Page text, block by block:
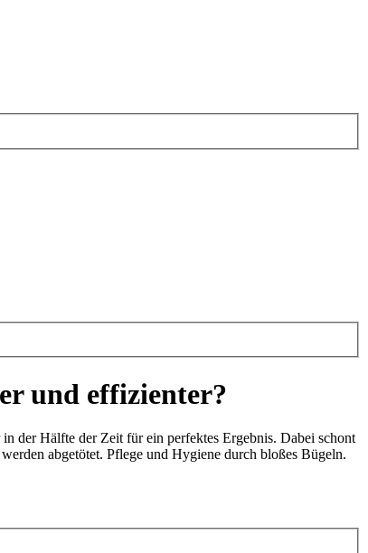
und effizienter?
der Hälfte der Zeit für ein perfektes Ergebnis. Dabei schont
abgetötet. Pflege und Hygiene durch bloßes Bügeln.